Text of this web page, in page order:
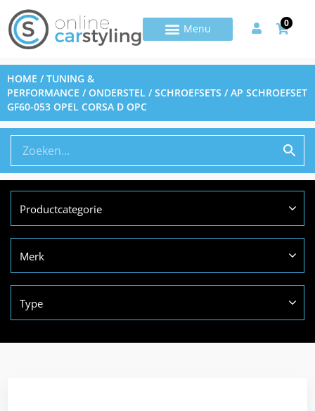
0
HOME /TUNING &
PERFORMANCE /ONDERSTEL /SCHROEFSETS / AP SCHROEFSET
GF60-053 OPEL CORSA D OPC
Productcategorie
Merk
Type